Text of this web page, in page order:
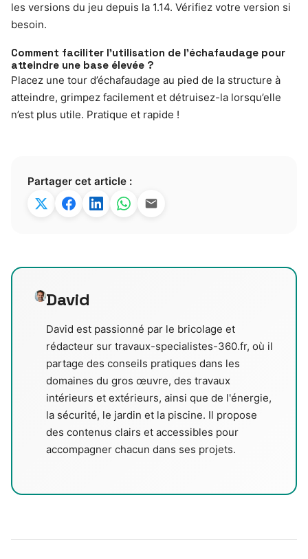
les versions du jeu depuis la 1.14. Vérifiez votre version si
besoin.
Comment faciliter l’utilisation de l’échafaudage pour
atteindre une base élevée ?
Placez une tour d’échafaudage au pied de la structure à
atteindre, grimpez facilement et détruisez-la lorsqu’elle
n’est plus utile. Pratique et rapide !
Partager cet article :
David
David est passionné par le bricolage et
rédacteur sur travaux-specialistes-360.fr, où il
partage des conseils pratiques dans les
domaines du gros œuvre, des travaux
intérieurs et extérieurs, ainsi que de l'énergie,
la sécurité, le jardin et la piscine. Il propose
des contenus clairs et accessibles pour
accompagner chacun dans ses projets.